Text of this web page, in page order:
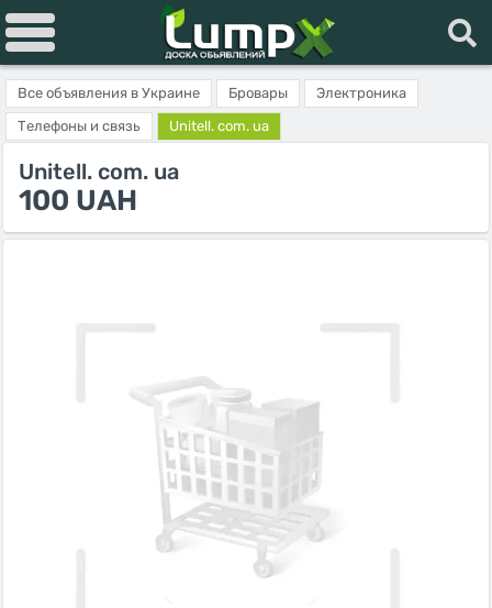
Все объявления в Украине Бровары
Электроника
Телефоны и связь
Unitell. com. ua
Unitell. com. ua
100 UAH